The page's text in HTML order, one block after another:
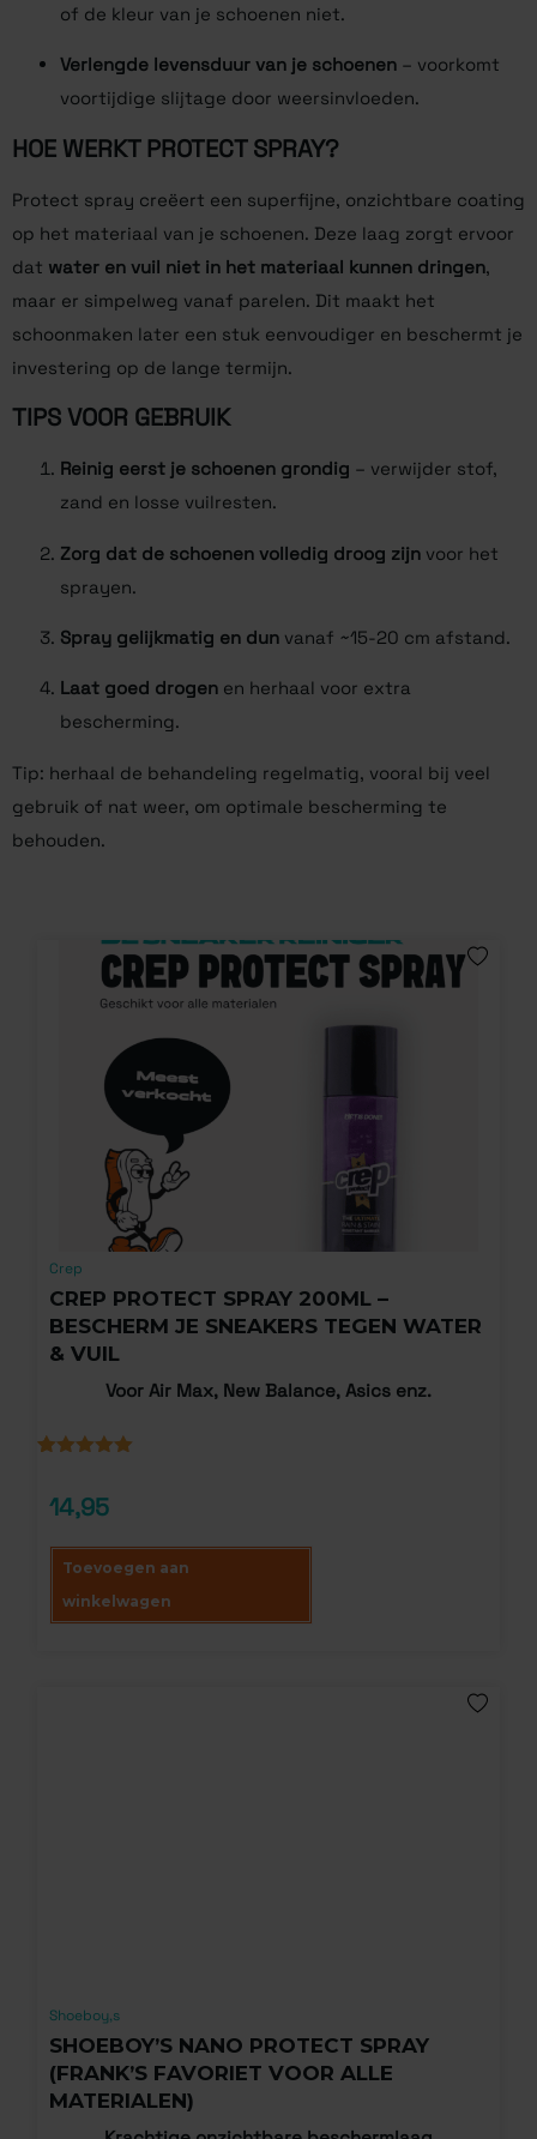
of de kleur van je schoenen niet.
Verlengde levensduur van je schoenen – voorkomt
voortijdige slijtage door weersinvloeden.
HOE WERKT PROTECT SPRAY?
Protect spray creëert een superfijne, onzichtbare coating
op het materiaal van je schoenen. Deze laag zorgt ervoor
dat water en vuil niet in het materiaal kunnen dringen,
maar er simpelweg vanaf parelen. Dit maakt het
schoonmaken later een stuk eenvoudiger en beschermt je
investering op de lange termijn.
TIPS VOOR GEBRUIK
Reinig eerst je schoenen grondig – verwijder stof,
zand en losse vuilresten.
Zorg dat de schoenen volledig droog zijn voor het
sprayen.
Spray gelijkmatig en dun vanaf ~15-20 cm afstand.
Laat goed drogen en herhaal voor extra
bescherming.
Tip: herhaal de behandeling regelmatig, vooral bij veel
gebruik of nat weer, om optimale bescherming te
behouden.
Crep
CREP PROTECT SPRAY 200ML –
BESCHERM JE SNEAKERS TEGEN WATER
& VUIL
Voor Air Max, New Balance, Asics enz.
gebaseerd
14,95
Toevoegen aan
winkelwagen
Shoeboy,s
SHOEBOY’S NANO PROTECT SPRAY
(FRANK’S FAVORIET VOOR ALLE
MATERIALEN)